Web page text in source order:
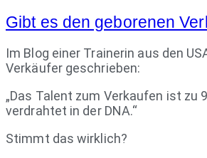
Gibt es den geborenen
Im Blog einer Trainerin aus den
Verkäufer geschrieben:
„Das Talent zum Verkaufen ist zu
verdrahtet in der DNA.“
Stimmt das wirklich?